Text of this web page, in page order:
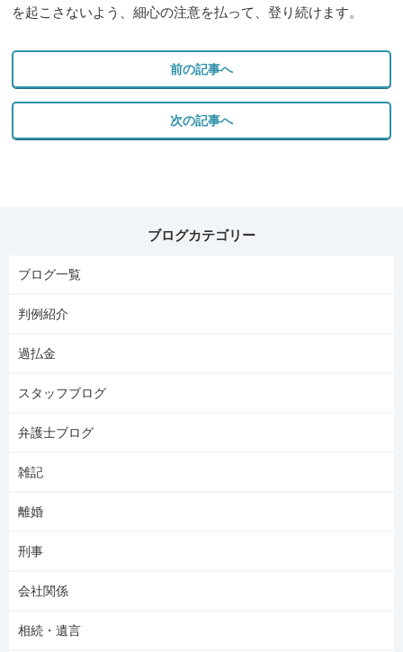
を起こさないよう、細心の注意を払って、登り続けます。
前の記事へ
次の記事へ
ブログカテゴリー
ブログ一覧
判例紹介
過払金
スタッフブログ
弁護士ブログ
雑記
離婚
刑事
会社関係
相続・遺言